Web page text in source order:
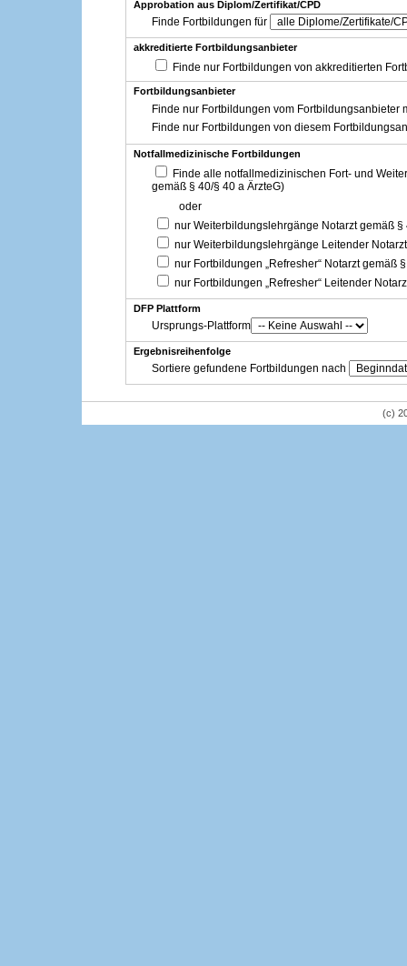
Approbation aus Diplom/Zertifikat/CPD
Finde Fortbildungen für
akkreditierte Fortbildungsanbieter
Finde nur Fortbildungen von akkreditierten
Fortbildungsanbieter
Finde nur Fortbildungen vom Fortbildungsanbieter
Finde nur Fortbildungen von diesem
Notfallmedizinische Fortbildungen
Finde alle notfallmedizinischen Fort- und
gemäß § 40/§ 40 a ÄrzteG)
oder
nur Weiterbildungslehrgänge Notarzt gemäß §
nur Weiterbildungslehrgänge Leitender
nur Fortbildungen „Refresher“ Notarzt gemäß
nur Fortbildungen „Refresher“ Leitender
DFP Plattform
Ursprungs-Plattform
Ergebnisreihenfolge
Sortiere gefundene Fortbildungen nach
(c)